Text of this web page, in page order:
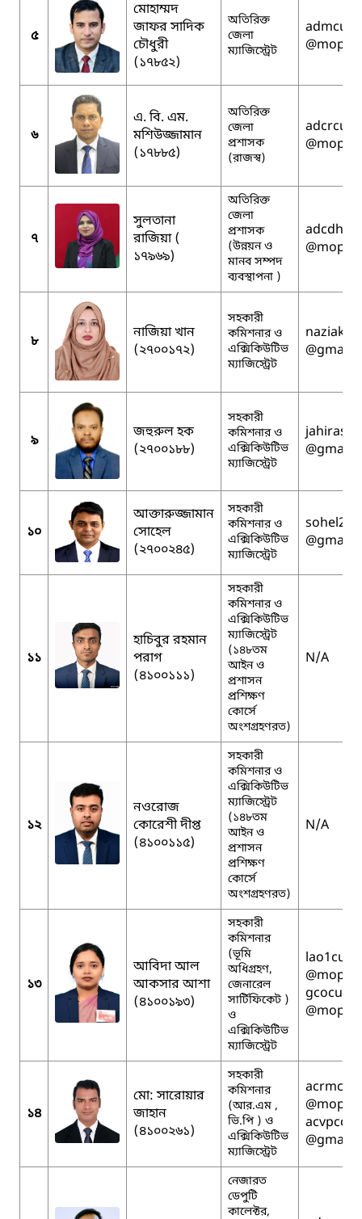
৫
মোহাম্মদ
জাফর সাদিক
চৌধুরী
(১৭৮৫২)
অতিরিক্ত
জেলা
ম্যাজিস্ট্রেট
৬
এ. বি. এম.
মশিউজ্জামান
(১৭৮৮৫)
অতিরিক্ত
জেলা
প্রশাসক
(রাজস্ব)
৭
সুলতানা
রাজিয়া (
১৭৯৬৯)
অতিরিক্ত
জেলা
প্রশাসক
(উন্নয়ন ও
মানব সম্পদ
ব্যবস্থাপনা )
৮
নাজিয়া খান
(২৭০০১৭২)
সহকারী
কমিশনার ও
এক্সিকিউটিভ
ম্যাজিস্ট্রেট
৯
জহুরুল হক
(২৭০০১৮৮)
সহকারী
কমিশনার ও
এক্সিকিউটিভ
ম্যাজিস্ট্রেট
১০
আক্তারুজ্জামান
সোহেল
(২৭০০২৪৫)
সহকারী
কমিশনার ও
এক্সিকিউটিভ
ম্যাজিস্ট্রেট
১১
হাচিবুর রহমান
পরাগ
(৪১০০১১১)
সহকারী
কমিশনার ও
এক্সিকিউটিভ
ম্যাজিস্ট্রেট
(১৪৮তম
আইন ও
প্রশাসন
প্রশিক্ষণ
কোর্সে
অংশগ্রহণরত)
N/A
১২
নওরোজ
কোরেশী দীপ্ত
(৪১০০১১৫)
সহকারী
কমিশনার ও
এক্সিকিউটিভ
ম্যাজিস্ট্রেট
(১৪৮তম
আইন ও
প্রশাসন
প্রশিক্ষণ
কোর্সে
অংশগ্রহণরত)
N/A
১৩
আবিদা আল
আকসার আশা
(৪১০০১৯৩)
সহকারী
কমিশনার
(ভূমি
অধিগ্রহণ,
জেনারেল
সার্টিফিকেট )
ও
এক্সিকিউটিভ
ম্যাজিস্ট্রেট
১৪
মো: সারোয়ার
জাহান
(৪১০০২৬১)
সহকারী
কমিশনার
(আর.এম ,
ভি.পি ) ও
এক্সিকিউটিভ
ম্যাজিস্ট্রেট
নেজারত
ডেপুটি
কালেক্টর,